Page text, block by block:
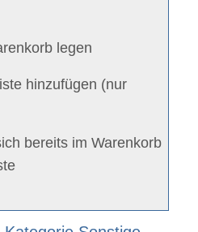
legen
hinzufügen (nur
bereits im Warenkorb